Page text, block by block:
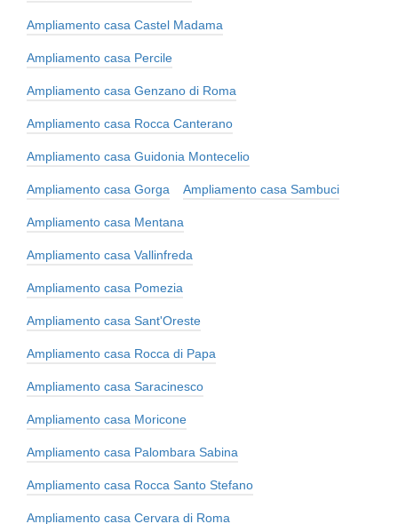
Ampliamento casa Castel Madama
Ampliamento casa Percile
Ampliamento casa Genzano di Roma
Ampliamento casa Rocca Canterano
Ampliamento casa Guidonia Montecelio
Ampliamento casa Gorga Ampliamento casa Sambuci
Ampliamento casa Mentana
Ampliamento casa Vallinfreda
Ampliamento casa Pomezia
Ampliamento casa Sant'Oreste
Ampliamento casa Rocca di Papa
Ampliamento casa Saracinesco
Ampliamento casa Moricone
Ampliamento casa Palombara Sabina
Ampliamento casa Rocca Santo Stefano
Ampliamento casa Cervara di Roma